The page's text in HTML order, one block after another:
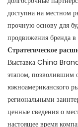
доступна на местном
прочную основу для
продвижения бренда
Стратегическое
Выставка China
этапом, позволившим
южноамериканского
региональными
ценные сведения о
настоящее время